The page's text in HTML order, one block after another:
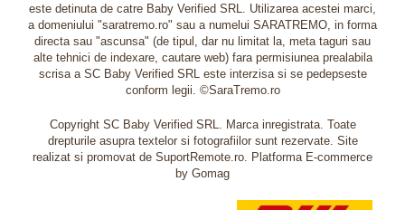
este detinuta de catre Baby Verified SRL. Utilizarea acestei marci,
a domeniului "saratremo.ro" sau a numelui SARATREMO, in forma
directa sau "ascunsa" (de tipul, dar nu limitat la, meta taguri sau
alte tehnici de indexare, cautare web) fara permisiunea prealabila
scrisa a SC Baby Verified SRL este interzisa si se pedepseste
conform legii. ©SaraTremo.ro
Copyright SC Baby Verified SRL. Marca inregistrata. Toate
drepturile asupra textelor si fotografiilor sunt rezervate. Site
realizat si promovat de SuportRemote.ro. Platforma E-commerce
by Gomag